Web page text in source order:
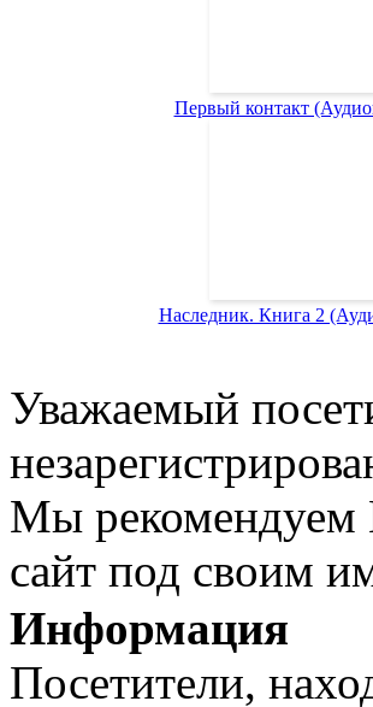
Первый контакт
Наследник. Книга 2
Уважаемый
Мы рекомендуем
сайт под своим
Информация
Посетители,